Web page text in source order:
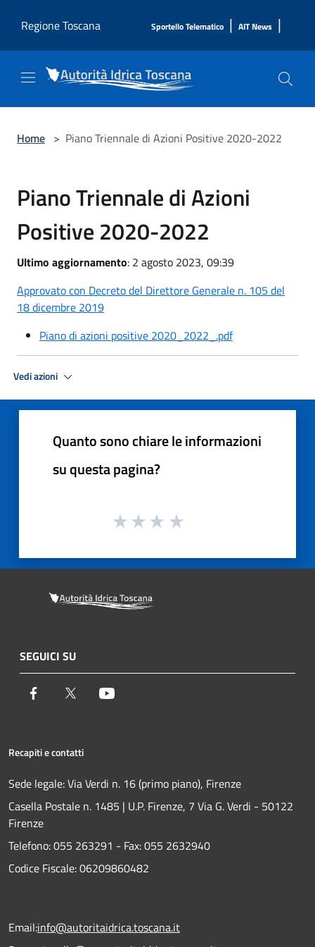
Regione Toscana
Sportello Telematico | AIT News |
Home > Piano Triennale di Azioni Positive 2020-2022
Piano Triennale di Azioni
Positive 2020-2022
Ultimo aggiornamento: 2 agosto 2023, 09:39
Approvato con Decreto del Direttore Generale n. 105 del
18 dicembre 2019
Piano di azioni positive 2020_2022_.pdf
Vedi azioni
Quanto sono chiare le informazioni
su questa pagina?
SEGUICI SU
Facebook Twitter
Recapiti e contatti
Sede legale: Via Verdi n. 16 (primo piano), Firenze
Casella Postale n. 1485 | U.P. Firenze, 7 Via G. Verdi - 50122
Firenze
Telefono:055 263291 - Fax:055 2632940
Codice Fiscale: 06209860482
Email:info@autoritaidrica.toscana.it